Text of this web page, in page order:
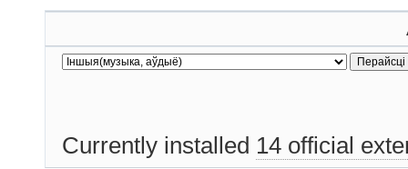
Currently installed 14 official